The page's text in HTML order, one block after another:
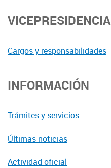
VICEPRESIDENCIA
Cargos y responsabilidades
INFORMACIÓN
Trámites y servicios
Últimas noticias
Actividad oficial